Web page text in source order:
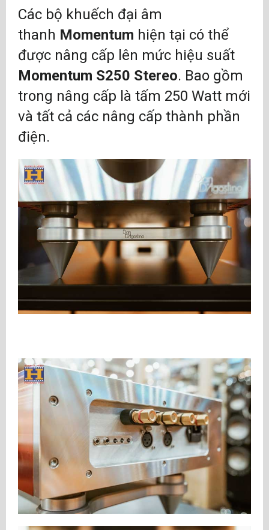
Các bộ khuếch đại âm
thanh Momentum hiện tại có thể
được nâng cấp lên mức hiệu suất
Momentum S250 Stereo. Bao gồm
trong nâng cấp là tấm 250 Watt mới
và tất cả các nâng cấp thành phần
điện.